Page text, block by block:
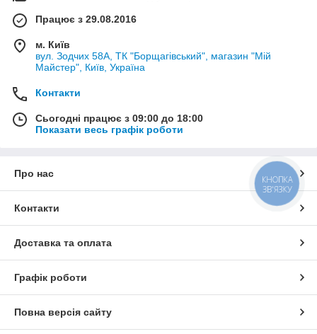
Працює з 29.08.2016
м. Київ
вул. Зодчих 58А, ТК "Борщагівський", магазин "Мій
Майстер", Київ, Україна
Контакти
Сьогодні працює з 09:00 до 18:00
Показати весь графік роботи
Про нас
Контакти
Доставка та оплата
Графік роботи
Повна версія сайту
КНОПКА
ЗВ'ЯЗКУ